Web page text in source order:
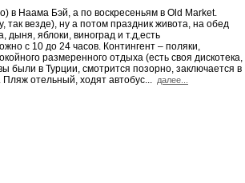
в Наама Бэй, а по воскресеньям в Old Market.
везде), ну а потом праздник живота, на обед
яблоки, виноград и т.д,есть
с 10 до 24 часов. Контингент – поляки,
размеренного отдыха (есть своя дискотека,
были в Турции, смотрится позорно, заключается в
отельный, ходят автобус... далее...